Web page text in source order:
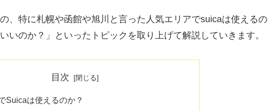
、特に札幌や函館や旭川と言った人気エリアでsuicaは使えるの
いのか？」といったトピックを取り上げて解説していきます。
目次
Suicaは使えるのか？